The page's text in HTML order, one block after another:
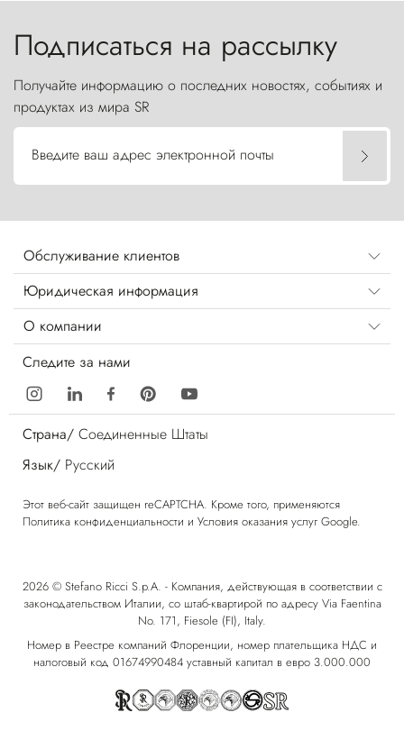
Подписаться на рассылку
Получайте информацию о последних новостях, событиях и
продуктах из мира SR
Введите ваш адрес электронной почты
Обслуживание клиентов
Юридическая информация
О компании
Следите за нами
Страна/ Соединенные Штаты
Язык/ Русский
Этот веб-сайт защищен reCAPTCHA. Кроме того, применяются
Политика конфиденциальности и Условия оказания услуг Google.
2026 © Stefano Ricci S.p.A. - Компания, действующая в соответствии с
законодательством Италии, со штаб-квартирой по адресу Via Faentina
No. 171, Fiesole (FI), Italy.
Номер в Реестре компаний Флоренции, номер плательщика НДС и
налоговый код 01674990484 уставный капитал в евро 3.000.000